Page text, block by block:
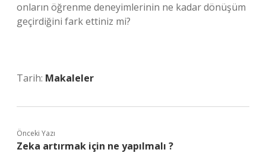
onların öğrenme deneyimlerinin ne kadar dönüşüm
geçirdiğini fark ettiniz mi?
Tarih: Makaleler
Önceki Yazı
Zeka artırmak için ne yapılmalı ?